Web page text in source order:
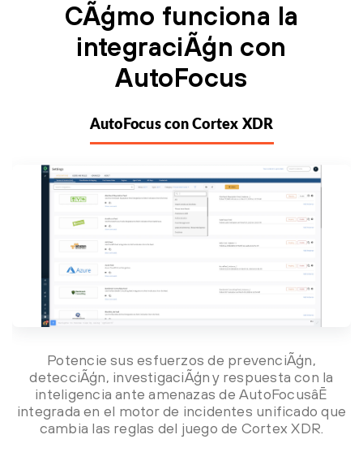
CÃģmo funciona la
integraciÃģn con
AutoFocus
AutoFocus con Cortex XDR
Potencie sus esfuerzos de prevenciÃģn,
detecciÃģn, investigaciÃģn y respuesta con la
inteligencia ante amenazas de AutoFocusâĒ
integrada en el motor de incidentes unificado que
cambia las reglas del juego de Cortex XDR.